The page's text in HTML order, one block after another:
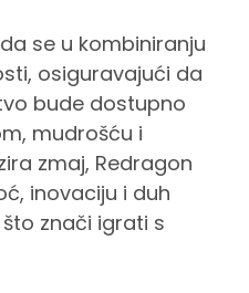
se u kombiniranju
osiguravajući da
bude dostupno
mudrošću i
zmaj, Redragon
inovaciju i duh
znači igrati s